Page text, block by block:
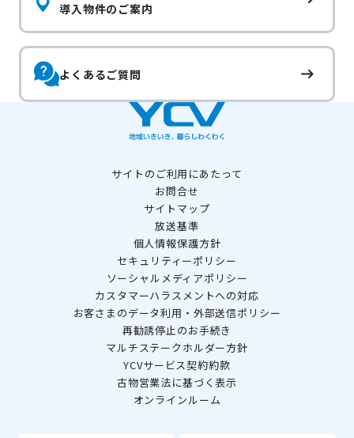
導入物件のご案内
よくあるご質問
サイトのご利用にあたって
お問合せ
サイトマップ
放送基準
個人情報保護方針
セキュリティーポリシー
ソーシャルメディアポリシー
カスタマーハラスメントへの対応
お客さまのデータ利用・外部送信ポリシー
再勧誘停止のお手続き
マルチステークホルダー方針
YCVサービス契約約款
古物営業法に基づく表示
オンラインルーム